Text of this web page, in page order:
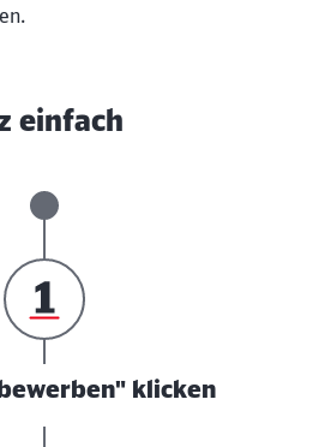
einfach
klicken